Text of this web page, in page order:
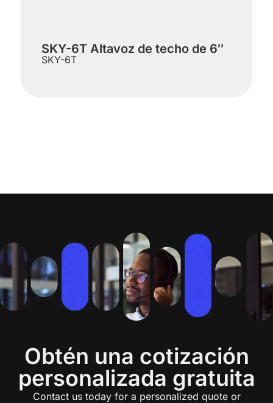
SKY-6T Altavoz de techo de 6″
SKY-6T
Obtén una cotización
personalizada gratuita
Contact us today for a personalized quote or